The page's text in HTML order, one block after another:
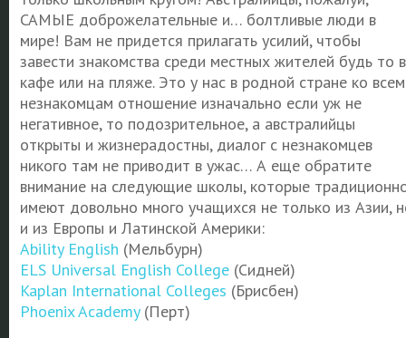
САМЫЕ доброжелательные и… болтливые люди в
мире! Вам не придется прилагать усилий, чтобы
завести знакомства среди местных жителей будь то в
кафе или на пляже. Это у нас в родной стране ко всем
незнакомцам отношение изначально если уж не
негативное, то подозрительное, а австралийцы
открыты и жизнерадостны, диалог с незнакомцев
никого там не приводит в ужас… А еще обратите
внимание на следующие школы, которые
имеют довольно много учащихся не только из Азии,
и из Европы и Латинской Америки:
Ability English (Мельбурн)
ELS Universal English College(Сидней)
Kaplan International Colleges (Брисбен)
Phoenix Academy(Перт)